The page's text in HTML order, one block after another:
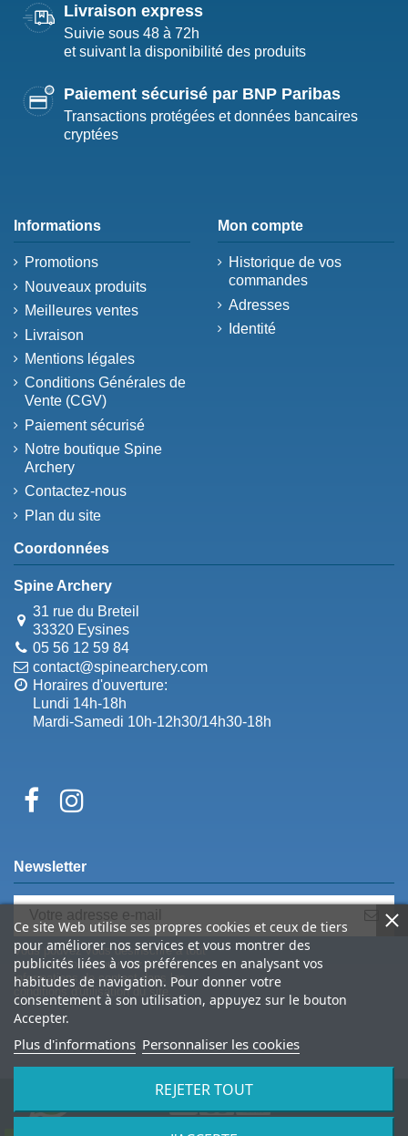
Livraison express
Suivie sous 48 à 72h
et suivant la disponibilité des produits
Paiement sécurisé par BNP Paribas
Transactions protégées et données bancaires
cryptées
Informations
Promotions
Nouveaux produits
Meilleures ventes
Livraison
Mentions légales
Conditions Générales de
Vente (CGV)
Paiement sécurisé
Notre boutique Spine
Archery
Contactez-nous
Plan du site
Mon compte
Historique de vos
commandes
Adresses
Identité
Coordonnées
Spine Archery
31 rue du Breteil
33320 Eysines
05 56 12 59 84
contact@spinearchery.com
Horaires d'ouverture:
Lundi 14h-18h
Mardi-Samedi 10h-12h30/14h30-18h
Ce site Web utilise ses propres cookies et ceux de tiers
pour améliorer nos services et vous montrer des
publicités liées à vos préférences en analysant vos
habitudes de navigation. Pour donner votre
consentement à son utilisation, appuyez sur le bouton
Accepter.
Plus d'informations Personnaliser les cookies
REJETER TOUT
Newsletter
Vous pouvez vous désinscrire à tout
moment. Vous trouverez pour cela nos
informations de contact dans les
conditions d'utilisation du site.